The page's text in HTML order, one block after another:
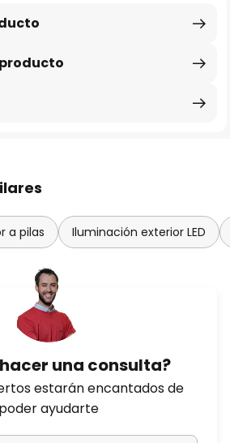
a pilas Iluminación exterior LED
una consulta?
estarán encantados de
poder ayudarte